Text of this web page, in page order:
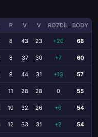
P V V ROZDÍL BODY
8 43 23 +20 68
8 37 30 +7 60
9 44 31 +13 57
11 28 28 0 55
10 32 26 +6 54
12 33 31 +2 54